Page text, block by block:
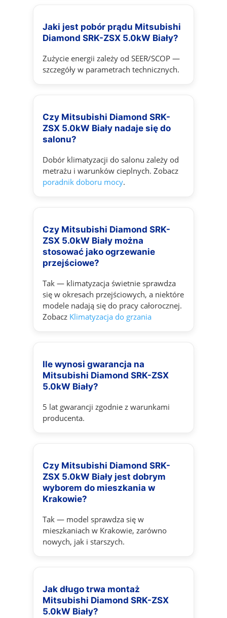
Jaki jest pobór prądu Mitsubishi
Diamond SRK-ZSX 5.0kW Biały?
Zużycie energii zależy od SEER/SCOP —
szczegóły w parametrach technicznych.
Czy Mitsubishi Diamond SRK-
ZSX 5.0kW Biały nadaje się do
salonu?
Dobór klimatyzacji do salonu zależy od
metrażu i warunków cieplnych. Zobacz
poradnik doboru mocy.
Czy Mitsubishi Diamond SRK-
ZSX 5.0kW Biały można
stosować jako ogrzewanie
przejściowe?
Tak — klimatyzacja świetnie sprawdza
się w okresach przejściowych, a niektóre
modele nadają się do pracy całorocznej.
Zobacz Klimatyzacja do grzania
Ile wynosi gwarancja na
Mitsubishi Diamond SRK-ZSX
5.0kW Biały?
5 lat gwarancji zgodnie z warunkami
producenta.
Czy Mitsubishi Diamond SRK-
ZSX 5.0kW Biały jest dobrym
wyborem do mieszkania w
Krakowie?
Tak — model sprawdza się w
mieszkaniach w Krakowie, zarówno
nowych, jak i starszych.
Jak długo trwa montaż
Mitsubishi Diamond SRK-ZSX
5.0kW Biały?